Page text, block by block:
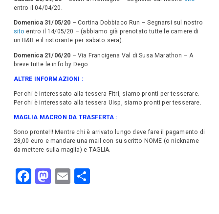
entro il 04/04/20.
Domenica 31/05/20 – Cortina Dobbiaco Run – Segnarsi sul nostro
sito entro il 14/05/20 – (abbiamo già prenotato tutte le camere di
un B&B e il ristorante per sabato sera).
Domenica 21/06/20 – Via Francigena Val di Susa Marathon – A
breve tutte le info by Dego.
ALTRE INFORMAZIONI :
Per chi è interessato alla tessera Fitri, siamo pronti per tesserare.
Per chi è interessato alla tessera Uisp, siamo pronti per tesserare.
MAGLIA MACRON DA TRASFERTA :
Sono pronte!!! Mentre chi è arrivato lungo deve fare il pagamento di
28,00 euro e mandare una mail con su scritto NOME (o nickname
da mettere sulla maglia) e TAGLIA.
F M E C